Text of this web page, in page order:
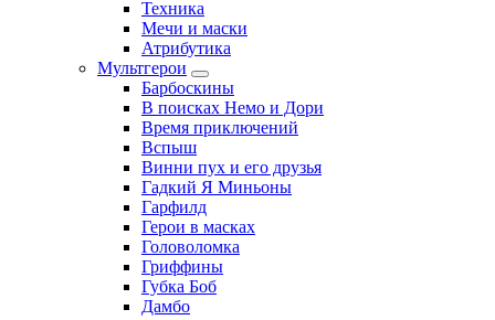
Техника
Мечи и маски
Атрибутика
Мультгерои
Барбоскины
В поисках Немо и Дори
Время приключений
Вспыш
Винни пух и его друзья
Гадкий Я Миньоны
Гарфилд
Герои в масках
Головоломка
Гриффины
Губка Боб
Дамбо